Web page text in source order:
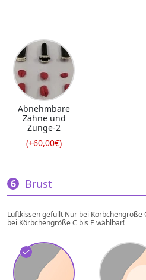
Abnehmbare
Zähne und
Zunge-2
(+60,00€)
Brust
Luftkissen gefüllt Nur bei Körbchengröße
bei Körbchengröße C bis E wählbar!